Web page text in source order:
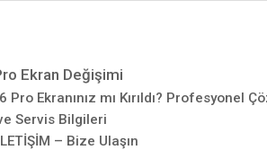
Ekran Değişimi
Pro Ekranınız mı Kırıldı? Profesyonel
Servis Bilgileri
– Bize Ulaşın